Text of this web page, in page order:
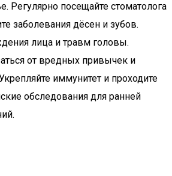
Регулярно посещайте стоматолога
заболевания дёсен и зубов.
лица и травм головы.
от вредных привычек и
иммунитет и проходите
обследования для ранней